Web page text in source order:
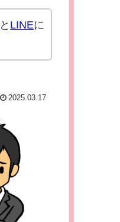
と LINEに
2025.03.17